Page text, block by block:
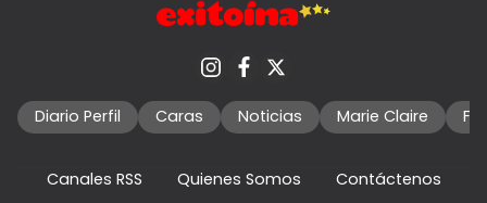
Diario Perfil Caras Noticias Marie Claire
Canales RSS Quienes Somos Contáctenos